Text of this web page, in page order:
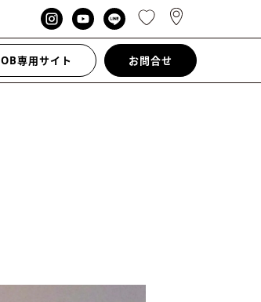
OB専用サイト お問合せ